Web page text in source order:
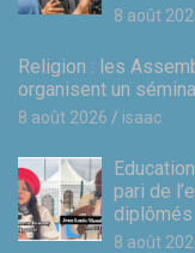
8 août
Religion : les
organisent un
8 août 2026 isaac
pari de
diplômés
8 août